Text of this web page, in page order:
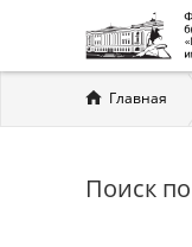
Вы
здесь
Главная
Поиск